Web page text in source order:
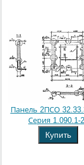
Панель 2ПСО
Серия 1.090.1-
Купить